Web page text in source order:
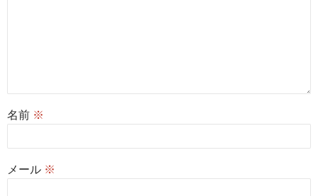
名前 ※
メール ※